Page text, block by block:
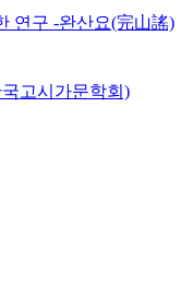
연구 -완산요(完山謠)
고시가문학회)